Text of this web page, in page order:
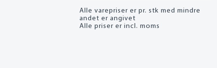
Alle varepriser er pr. stk med mindre
andet er angivet
Alle priser er incl. moms